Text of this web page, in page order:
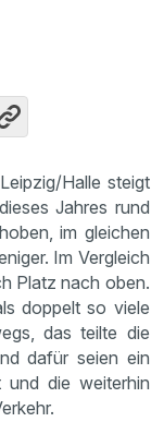
Halle steigt
Jahres rund
im gleichen
Im Vergleich
Platz nach oben.
doppelt so viele
das teilte die
dafür seien ein
und die weiterhin